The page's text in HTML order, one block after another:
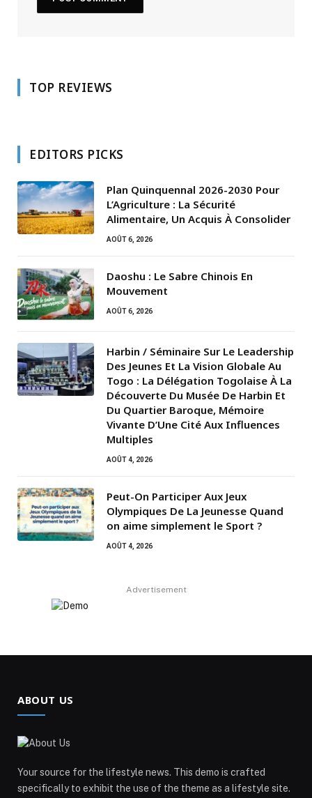
TOP REVIEWS
EDITORS PICKS
Plan Quinquennal 2026-2030 Pour
L’Agriculture : La Sécurité
Alimentaire, Un Acquis À Consolider
AOÛT 6, 2026
Daoshu : Le Sabre Chinois En
Mouvement
AOÛT 6, 2026
Harbin / Séminaire Sur Le Leadership
Des Jeunes Et La Vision Globale Au
Togo : La Délégation Togolaise À La
Découverte Du Musée De Harbin Et
Du Quartier Baroque, Mémoire
Vivante D’Une Cité Aux Influences
Multiples
AOÛT 4, 2026
Peut-On Participer Aux Jeux
Olympiques De La Jeunesse Quand
on aime simplement le Sport ?
AOÛT 4, 2026
Advertisement
ABOUT US
Your source for the lifestyle news. This demo is crafted
specifically to exhibit the use of the theme as a lifestyle site.